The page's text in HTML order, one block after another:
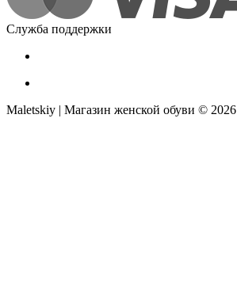
Служба поддержки
Maletskiy | Магазин женской обуви © 2026